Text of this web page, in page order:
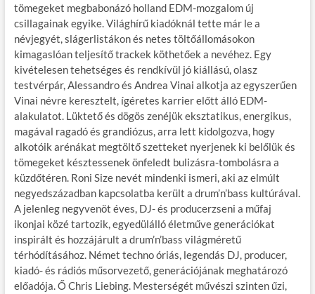
tömegeket megbabonázó holland EDM-mozgalom új
csillagainak egyike. Világhírű kiadóknál tette már le a
névjegyét, slágerlistákon és netes töltőállomásokon
kimagaslóan teljesítő trackek köthetőek a nevéhez. Egy
kivételesen tehetséges és rendkívül jó kiállású, olasz
testvérpár, Alessandro és Andrea Vinai alkotja az egyszerűen
Vinai névre keresztelt, ígéretes karrier előtt álló EDM-
alakulatot. Lüktető és dögös zenéjük eksztatikus, energikus,
magával ragadó és grandiózus, arra lett kidolgozva, hogy
alkotóik arénákat megtöltő szetteket nyerjenek ki belőlük és
tömegeket késztessenek önfeledt bulizásra-tombolásra a
küzdőtéren. Roni Size nevét mindenki ismeri, aki az elmúlt
negyedszázadban kapcsolatba került a drum’n’bass kultúrával.
A jelenleg negyvenöt éves, DJ- és producerzseni a műfaj
ikonjai közé tartozik, egyedülálló életműve generációkat
inspirált és hozzájárult a drum’n’bass világméretű
térhódításához. Német techno óriás, legendás DJ, producer,
kiadó- és rádiós műsorvezető, generációjának meghatározó
előadója. Ő Chris Liebing. Mesterségét művészi szinten űzi,